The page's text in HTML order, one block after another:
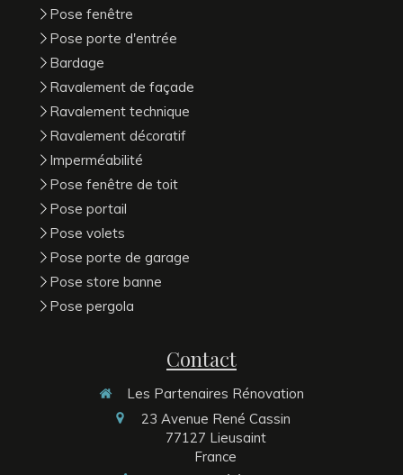
Pose fenêtre
Pose porte d'entrée
Bardage
Ravalement de façade
Ravalement technique
Ravalement décoratif
Imperméabilité
Pose fenêtre de toit
Pose portail
Pose volets
Pose porte de garage
Pose store banne
Pose pergola
Contact
Les Partenaires Rénovation
23 Avenue René Cassin
77127 Lieusaint
France